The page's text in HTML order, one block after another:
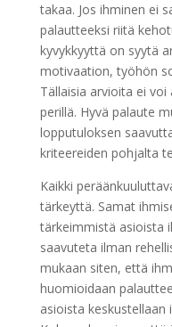
takaa. Jos ihminen ei
palautteeksi riitä
kyvykkyyttä on syytä
motivaation, työhön
Tällaisia arvioita ei
perillä. Hyvä palaute
lopputuloksen
kriteereiden pohjalta
Kaikki
tärkeyttä. Samat
tärkeimmistä asioista
saavuteta ilman
mukaan siten, että
huomioidaan
asioista keskustellaan